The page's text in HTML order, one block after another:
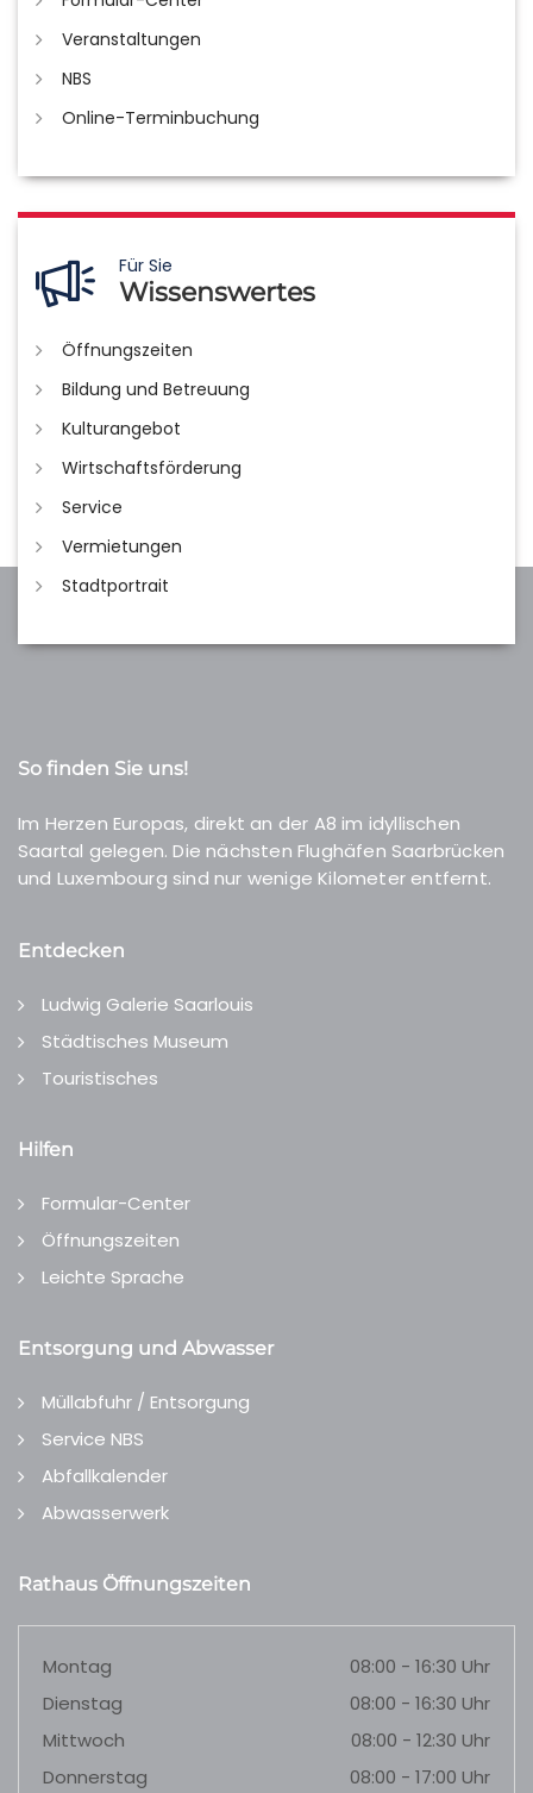
Veranstaltungen
NBS
Online-Terminbuchung
Für Sie
Wissenswertes
Öffnungszeiten
Bildung und Betreuung
Kulturangebot
Wirtschaftsförderung
Service
Vermietungen
Stadtportrait
So finden Sie uns!
Im Herzen Europas, direkt an der A8 im idyllischen
Saartal gelegen. Die nächsten Flughäfen Saarbrücken
und Luxembourg sind nur wenige Kilometer entfernt.
Entdecken
Ludwig Galerie Saarlouis
Städtisches Museum
Touristisches
Hilfen
Formular-Center
Öffnungszeiten
Leichte Sprache
Entsorgung und Abwasser
Müllabfuhr / Entsorgung
Service NBS
Abfallkalender
Abwasserwerk
Rathaus Öffnungszeiten
Montag
08:00 - 16:30 Uhr
Dienstag
08:00 - 16:30 Uhr
Mittwoch
08:00 - 12:30 Uhr
Donnerstag
08:00 - 17:00 Uhr